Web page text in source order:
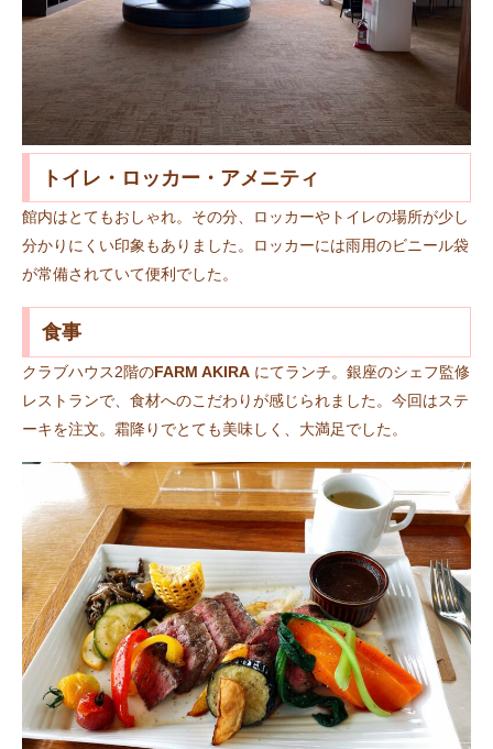
トイレ・ロッカー・アメニティ
館内はとてもおしゃれ。その分、ロッカーやトイレの場所が少し
分かりにくい印象もありました。ロッカーには雨用のビニール袋
が常備されていて便利でした。
食事
クラブハウス2階のFARM AKIRA にてランチ。銀座のシェフ監修
レストランで、食材へのこだわりが感じられました。今回はステ
ーキを注文。霜降りでとても美味しく、大満足でした。